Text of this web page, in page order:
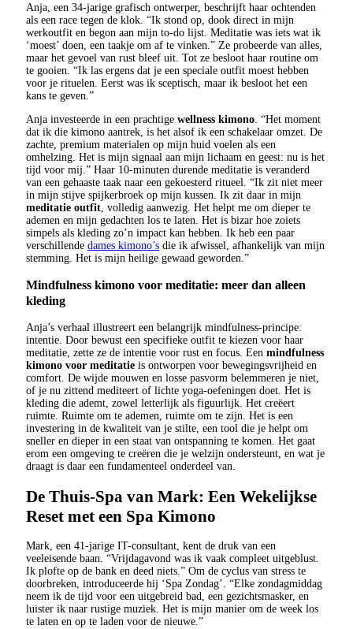
Anja, een 34-jarige grafisch ontwerper, beschrijft haar ochtenden
als een race tegen de klok. “Ik stond op, dook direct in mijn
werkoutfit en begon aan mijn to-do lijst. Meditatie was iets wat ik
‘moest’ doen, een taakje om af te vinken.” Ze probeerde van alles,
maar het gevoel van rust bleef uit. Tot ze besloot haar routine om
te gooien. “Ik las ergens dat je een speciale outfit moest hebben
voor je rituelen. Eerst was ik sceptisch, maar ik besloot het een
kans te geven.”
Anja investeerde in een prachtige wellness kimono . “Het moment
dat ik die kimono aantrek, is het alsof ik een schakelaar omzet. De
zachte, premium materialen op mijn huid voelen als een
omhelzing. Het is mijn signaal aan mijn lichaam en geest: nu is het
tijd voor mij.” Haar 10-minuten durende meditatie is veranderd
van een gehaaste taak naar een gekoesterd ritueel. “Ik zit niet meer
in mijn stijve spijkerbroek op mijn kussen. Ik zit daar in mijn
meditatie outfit , volledig aanwezig. Het helpt me om dieper te
ademen en mijn gedachten los te laten. Het is bizar hoe zoiets
simpels als kleding zo’n impact kan hebben. Ik heb een paar
verschillende dames kimono’s die ik afwissel, afhankelijk van mijn
stemming. Het is mijn heilige gewaad geworden.”
Mindfulness kimono voor meditatie: meer dan alleen
kleding
Anja’s verhaal illustreert een belangrijk mindfulness-principe:
intentie. Door bewust een specifieke outfit te kiezen voor haar
meditatie, zette ze de intentie voor rust en focus. Een mindfulness
kimono voor meditatie is ontworpen voor bewegingsvrijheid en
comfort. De wijde mouwen en losse pasvorm belemmeren je niet,
of je nu zittend mediteert of lichte yoga-oefeningen doet. Het is
kleding die ademt, zowel letterlijk als figuurlijk. Het creëert
ruimte. Ruimte om te ademen, ruimte om te zijn. Het is een
investering in de kwaliteit van je stilte, een tool die je helpt om
sneller en dieper in een staat van ontspanning te komen. Het gaat
erom een omgeving te creëren die je welzijn ondersteunt, en wat je
draagt is daar een fundamenteel onderdeel van.
De Thuis-Spa van Mark: Een Wekelijkse
Reset met een Spa Kimono
Mark, een 41-jarige IT-consultant, kent de druk van een
veeleisende baan. “Vrijdagavond was ik vaak compleet uitgeblust.
Ik plofte op de bank en deed niets.” Om de cyclus van stress te
doorbreken, introduceerde hij ‘Spa Zondag’. “Elke zondagmiddag
neem ik de tijd voor een uitgebreid bad, een gezichtsmasker, en
luister ik naar rustige muziek. Het is mijn manier om de week los
te laten en op te laden voor de nieuwe.”